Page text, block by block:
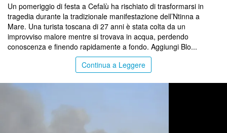
Un pomeriggio di festa a Cefalù ha rischiato di trasformarsi in
tragedia durante la tradizionale manifestazione dell’Ntinna a
Mare. Una turista toscana di 27 anni è stata colta da un
improvviso malore mentre si trovava in acqua, perdendo
conoscenza e finendo rapidamente a fondo. Aggiungi Blo...
Continua a Leggere